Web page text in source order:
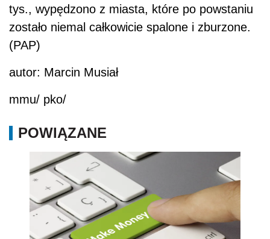
tys., wypędzono z miasta, które po powstaniu
zostało niemal całkowicie spalone i zburzone.
(PAP)
autor: Marcin Musiał
mmu/ pko/
POWIĄZANE